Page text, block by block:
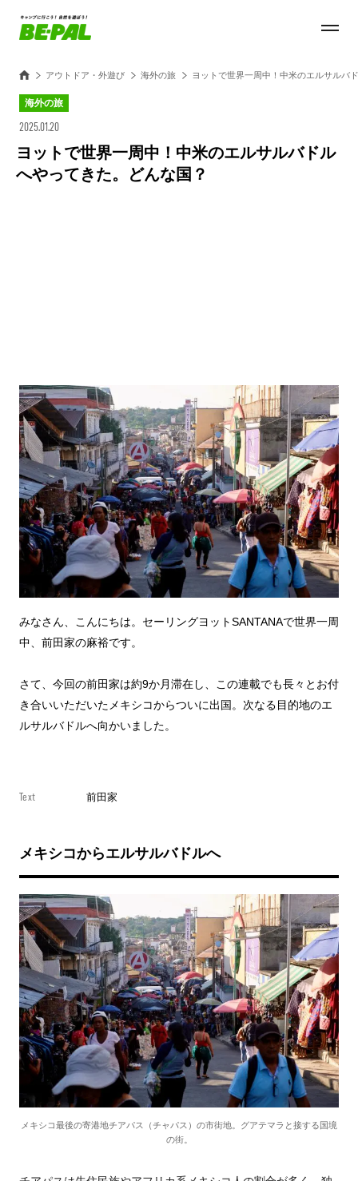
アウトドア・外遊び 海外の旅 ヨットで世界一周中！中米のエルサルバ
海外の旅
2025.01.20
ヨットで世界一周中！中米のエルサルバドル
へやってきた。どんな国？
みなさん、こんにちは。セーリングヨットSANTANAで世界一周
中、前田家の麻裕です。
さて、今回の前田家は約9か月滞在し、この連載でも長々とお付
き合いいただいたメキシコからついに出国。次なる目的地のエ
ルサルバドルへ向かいました。
Text 前田家
メキシコからエルサルバドルへ
メキシコ最後の寄港地チアパス（チャパス）の市街地。グアテマラと接する国境
の街。